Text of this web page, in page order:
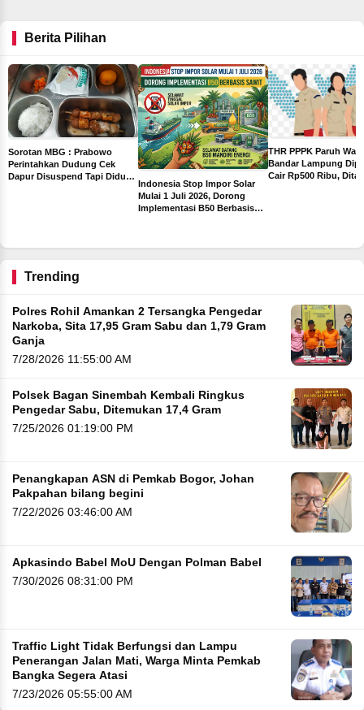
Berita Pilihan
Sorotan MBG : Prabowo
Perintahkan Dudung Cek
Dapur Disuspend Tapi Diduga
Indonesia Stop Impor Solar
Mulai 1 Juli 2026, Dorong
Implementasi B50 Berbasis
THR PPPK Paruh
Bandar Lampung
Cair Rp500 Ribu,
Trending
Polres Rohil Amankan 2 Tersangka Pengedar
Narkoba, Sita 17,95 Gram Sabu dan 1,79 Gram
Ganja
7/28/2026 11:55:00 AM
Polsek Bagan Sinembah Kembali Ringkus
Pengedar Sabu, Ditemukan 17,4 Gram
7/25/2026 01:19:00 PM
Penangkapan ASN di Pemkab Bogor, Johan
Pakpahan bilang begini
7/22/2026 03:46:00 AM
Apkasindo Babel MoU Dengan Polman Babel
7/30/2026 08:31:00 PM
Traffic Light Tidak Berfungsi dan Lampu
Penerangan Jalan Mati, Warga Minta Pemkab
Bangka Segera Atasi
7/23/2026 05:55:00 AM